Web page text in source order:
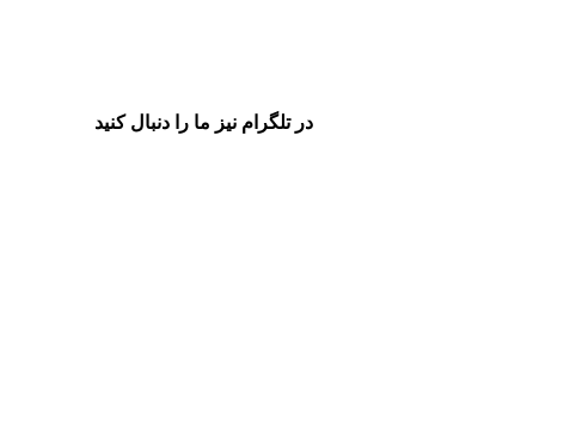
در تلگرام نیز ما را دنبال کنید